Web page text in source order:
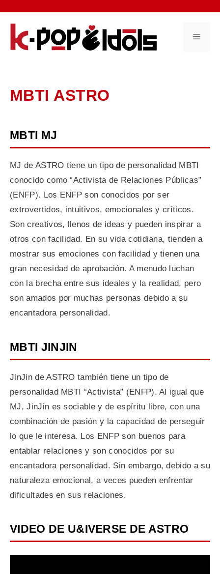
contenido
Menú
MBTI ASTRO
MBTI MJ
MJ de ASTRO tiene un tipo de personalidad MBTI
conocido como “Activista de Relaciones Públicas”
(ENFP). Los ENFP son conocidos por ser
extrovertidos, intuitivos, emocionales y críticos.
Son creativos, llenos de ideas y pueden inspirar a
otros con facilidad. En su vida cotidiana, tienden a
mostrar sus emociones con facilidad y tienen una
gran necesidad de aprobación. A menudo luchan
con la brecha entre sus ideales y la realidad, pero
son amados por muchas personas debido a su
encantadora personalidad.
MBTI JINJIN
JinJin de ASTRO también tiene un tipo de
personalidad MBTI “Activista” (ENFP). Al igual que
MJ, JinJin es sociable y de espíritu libre, con una
combinación de pasión y la capacidad de perseguir
lo que le interesa. Los ENFP son buenos para
entablar relaciones y son conocidos por su
encantadora personalidad. Sin embargo, debido a su
naturaleza emocional, a veces pueden enfrentar
dificultades en sus relaciones.
VIDEO DE U&IVERSE DE ASTRO